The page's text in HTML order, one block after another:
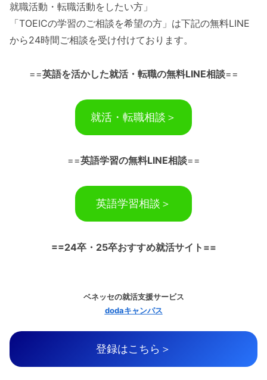
就職活動・転職活動をしたい方」
「TOEICの学習のご相談を希望の方」は下記の無料LINE
から24時間ご相談を受け付けております。
==英語を活かした就活・転職の無料LINE相談==
就活・転職相談＞
==英語学習の無料LINE相談==
英語学習相談＞
==24卒・25卒おすすめ就活サイト==
ベネッセの就活支援サービス
dodaキャンパス
登録はこちら＞